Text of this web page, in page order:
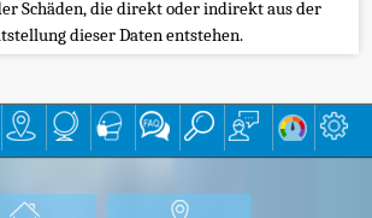
Schäden, die direkt oder indirekt aus der
dieser Daten entstehen.